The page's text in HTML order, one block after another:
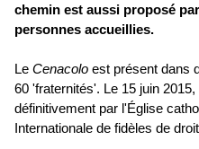
chemin est aussi proposé
personnes accueillies.
Le Cenacolo est présent dans
60 'fraternités'. Le 15 juin 2015,
définitivement par l'Église
Internationale de fidèles de